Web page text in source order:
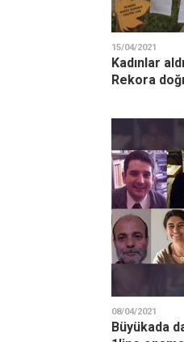
15/04/2021
Kadınlar
Rekora
08/04/2021
Büyükada